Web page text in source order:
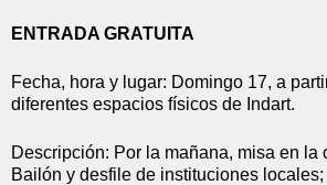
ENTRADA GRATUITA
Fecha, hora y lugar: Domingo 17, a
diferentes espacios físicos de Indart.
Descripción: Por la mañana, misa en la
Bailón y desfile de instituciones